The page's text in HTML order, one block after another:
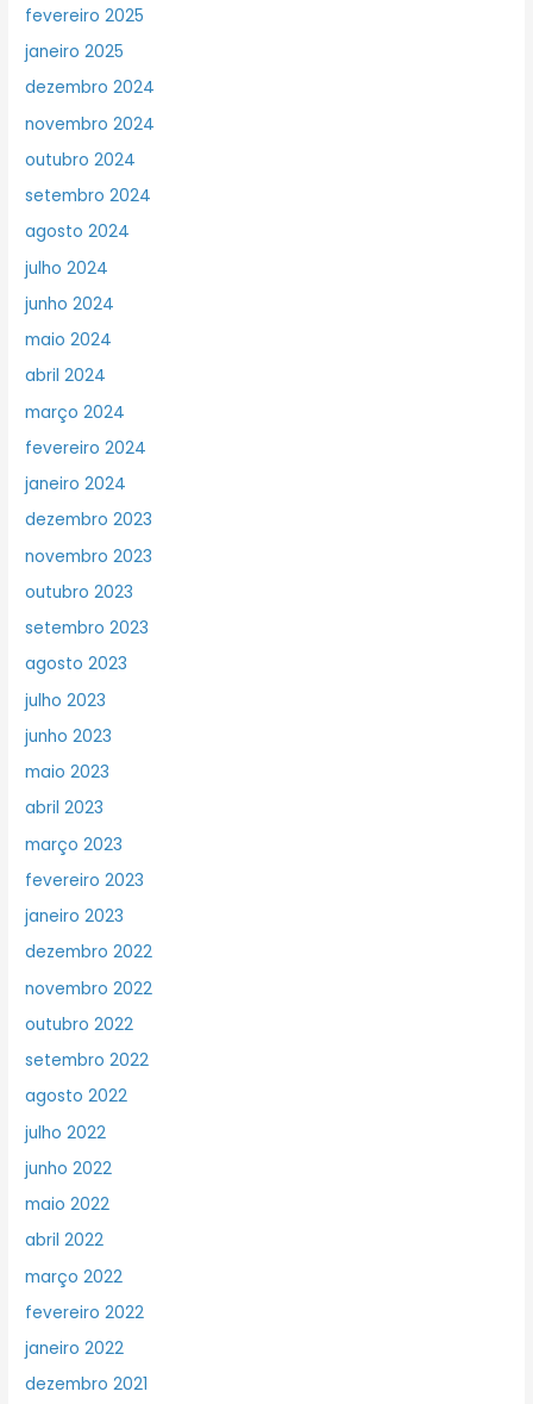
fevereiro 2025
janeiro 2025
dezembro 2024
novembro 2024
outubro 2024
setembro 2024
agosto 2024
julho 2024
junho 2024
maio 2024
abril 2024
março 2024
fevereiro 2024
janeiro 2024
dezembro 2023
novembro 2023
outubro 2023
setembro 2023
agosto 2023
julho 2023
junho 2023
maio 2023
abril 2023
março 2023
fevereiro 2023
janeiro 2023
dezembro 2022
novembro 2022
outubro 2022
setembro 2022
agosto 2022
julho 2022
junho 2022
maio 2022
abril 2022
março 2022
fevereiro 2022
janeiro 2022
dezembro 2021